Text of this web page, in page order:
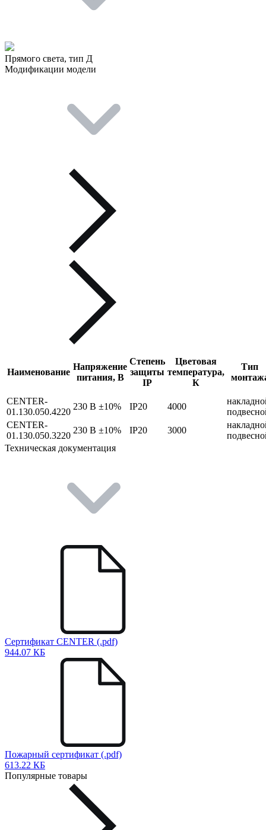
Прямого света, тип Д
Модификации модели
Наименование
Напряжение
питания, В
Степень
защиты
IP
Цветовая
температура,
К
Тип
CENTER-
01.130.050.4220
230 В ±10% IP20 4000
CENTER-
01.130.050.3220
230 В ±10% IP20 3000
Техническая документация
Сертификат CENTER (.pdf)
944.07 КБ
Пожарный сертификат (.pdf)
613.22 КБ
Популярные товары